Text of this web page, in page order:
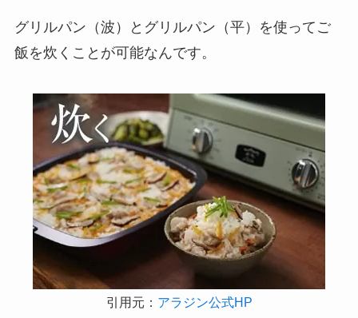
グリルパン（波）とグリルパン（平）を使ってご
飯を炊くことが可能なんです。
引用元： アラジン公式HP